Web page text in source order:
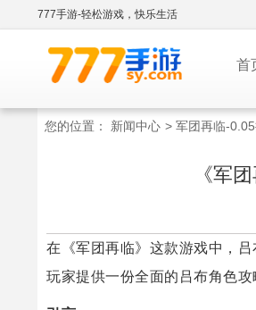
777手游-轻松游戏，快乐生活
首
您的位置： 新闻中心 > 军团再临-
《军
在《军团再临》这款游戏中，
玩家提供一份全面的吕布角色